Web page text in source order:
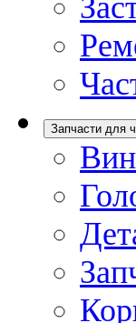
Запчасти для